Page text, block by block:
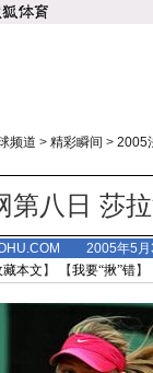
频道 > 精彩瞬间 > 2005
第八日 莎
2005年5
藏本文 】 【我要“揪”错】